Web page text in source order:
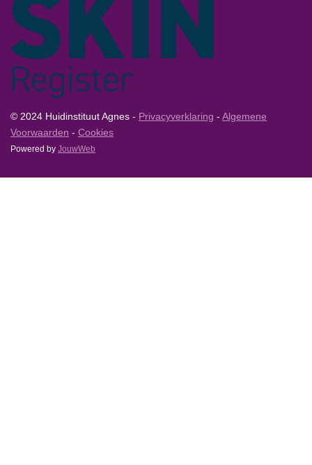
© 2024 Huidinstituut Agnes - Privacyverklaring - Algemene
Voorwaarden - Cookies
Powered by JouwWeb